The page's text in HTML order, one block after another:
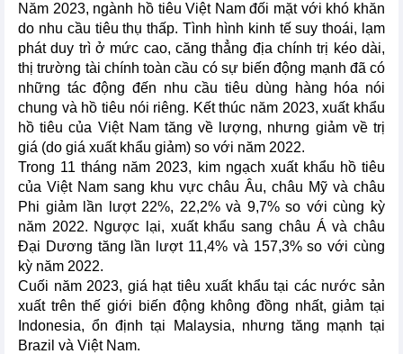
Năm 2023, ngành hồ tiêu Việt Nam đối mặt với khó khăn
do nhu cầu tiêu thụ thấp. Tình hình kinh tế suy thoái, lạm
phát duy trì ở mức cao, căng thẳng địa chính trị kéo dài,
thị trường tài chính toàn cầu có sự biến động mạnh đã có
những tác động đến nhu cầu tiêu dùng hàng hóa nói
chung và hồ tiêu nói riêng. Kết thúc năm 2023, xuất khẩu
hồ tiêu của Việt Nam tăng về lượng, nhưng giảm về trị
giá (do giá xuất khẩu giảm) so với năm 2022.
Trong 11 tháng năm 2023, kim ngạch xuất khẩu hồ tiêu
của Việt Nam sang khu vực châu Âu, châu Mỹ và châu
Phi giảm lần lượt 22%, 22,2% và 9,7% so với cùng kỳ
năm 2022. Ngược lại, xuất khẩu sang châu Á và châu
Đại Dương tăng lần lượt 11,4% và 157,3% so với cùng
kỳ năm 2022.
Cuối năm 2023, giá hạt tiêu xuất khẩu tại các nước sản
xuất trên thế giới biến động không đồng nhất, giảm tại
Indonesia, ổn định tại Malaysia, nhưng tăng mạnh tại
Brazil và Việt Nam.